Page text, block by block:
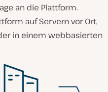
an die Plattform.
auf Servern vor Ort,
in einem webbasierten